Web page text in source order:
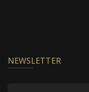
NEWSLETTER